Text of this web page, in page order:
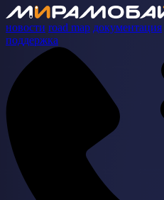
новости road map документация
поддержка